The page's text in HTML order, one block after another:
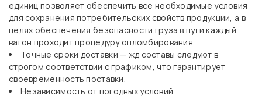
единиц позволяет обеспечить все необходимые условия
для сохранения потребительских свойств продукции, а в
целях обеспечения безопасности груза в пути каждый
вагон проходит процедуру опломбирования.
Точные сроки доставки — жд составы следуют в
строгом соответствии с графиком, что гарантирует
своевременность поставки.
Независимость от погодных условий.